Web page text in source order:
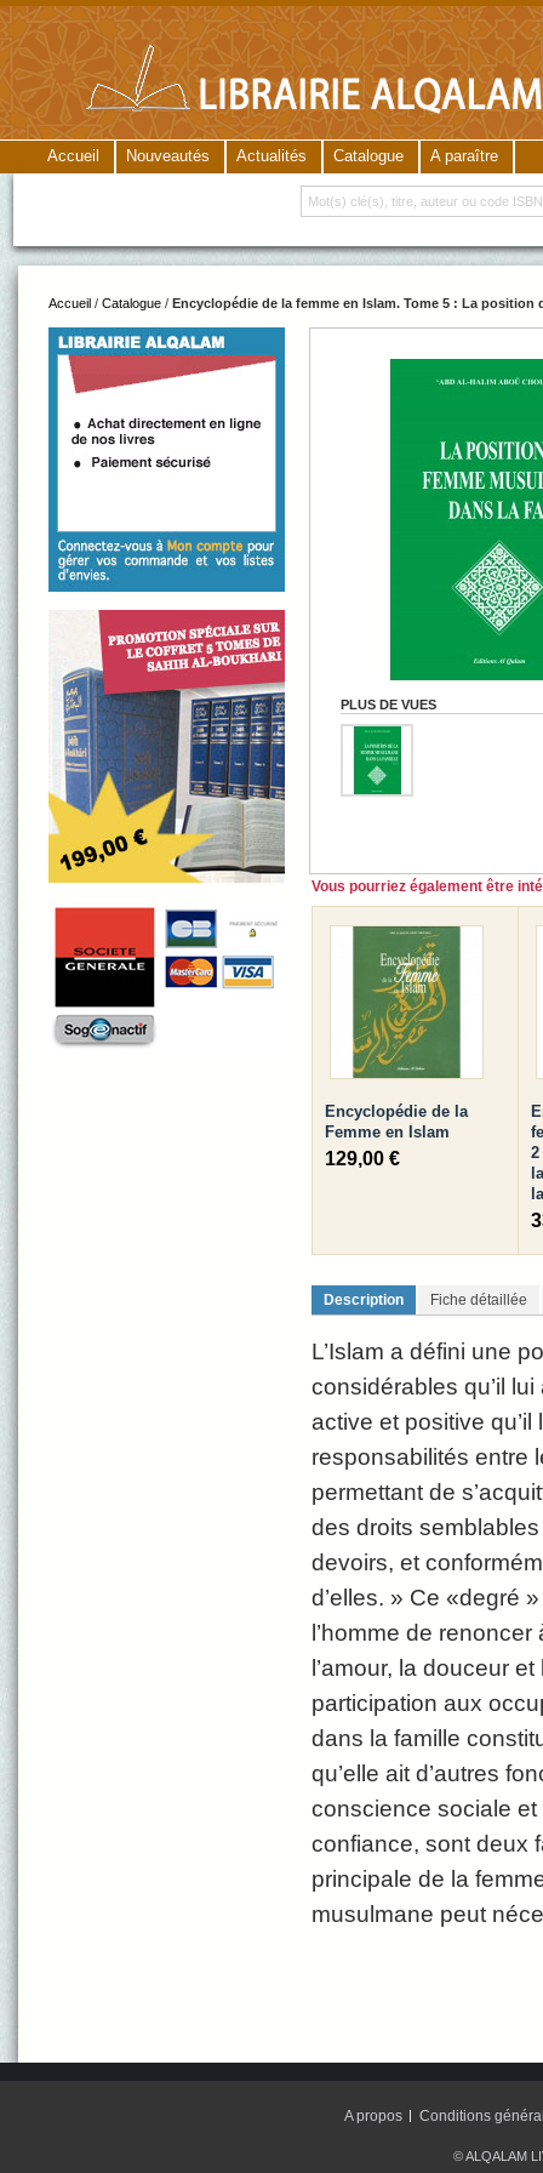
Accueil Nouveautés Actualités Catalogue A paraître
Accueil / Catalogue / Encyclopédie de la femme en Islam. Tome 5 : La position
PLUS DE VUES
Vous pourriez également être
Encyclopédie de la
Femme en Islam
129,00 €
Description Fiche détaillée
L’Islam a défini une
considérables qu’il
active et positive
responsabilités entre
permettant de
des droits
devoirs, et
d’elles. » Ce «degré
l’homme de
l’amour, la douceur
participation aux
dans la famille
qu’elle ait d’autres
conscience sociale
confiance, sont deux
principale de la
musulmane peut
A propos Conditions
© ALQALAM